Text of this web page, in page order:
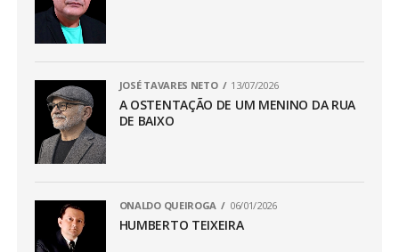
JOSÉ TAVARES NETO 13/07/2026
A OSTENTAÇÃO DE UM MENINO DA RUA
DE BAIXO
ONALDO QUEIROGA 06/01/2026
HUMBERTO TEIXEIRA